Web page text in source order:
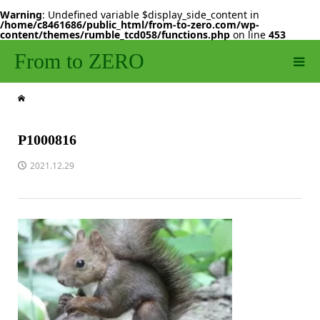
Warning: Undefined variable $display_side_content in
/home/c8461686/public_html/from-to-zero.com/wp-
content/themes/rumble_tcd058/functions.php on line 453
From to ZERO
P1000816
2021.12.29